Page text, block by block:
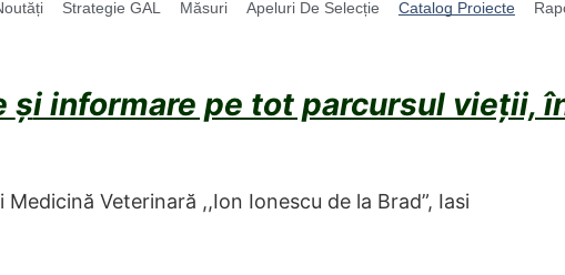
Strategie GAL Măsuri Apeluri De Selecție Catalog Proiecte
și informare pe tot parcursul vieții,
Veterinară ,,Ion Ionescu de la Brad”, Iasi